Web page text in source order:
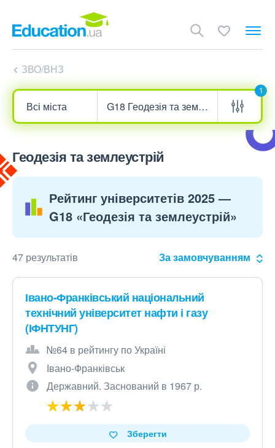
ЗВО/ВНЗ
1
Геодезія та землеустрій
Рейтинг університетів 2025 —
G18 «Геодезія та землеустрій»
47 результатів За замовчуванням
Івано-Франківський національний
технічний університет нафти і газу
(ІФНТУНГ)
№64 в рейтингу по Україні
Івано-Франківськ
Державний. Заснований в 1967 р.
Зберегти